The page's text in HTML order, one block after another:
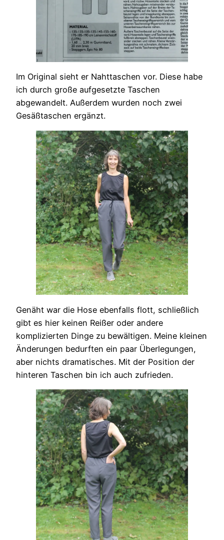
Im Original sieht er Nahttaschen vor. Diese habe
ich durch große aufgesetzte Taschen
abgewandelt. Außerdem wurden noch zwei
Gesäßtaschen ergänzt.
Genäht war die Hose ebenfalls flott, schließlich
gibt es hier keinen Reißer oder andere
komplizierten Dinge zu bewältigen. Meine kleinen
Änderungen bedurften ein paar Überlegungen,
aber nichts dramatisches. Mit der Position der
hinteren Taschen bin ich auch zufrieden.